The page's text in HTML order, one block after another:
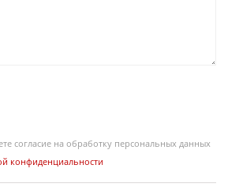
согласие на обработку персональных данных
конфиденциальности